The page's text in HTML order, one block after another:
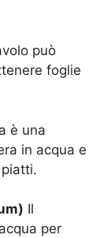
può
foglie
è una
in acqua e
Il
per